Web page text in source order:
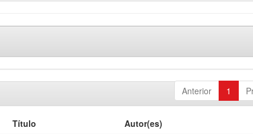
Anterior 1
Título
Autor(es)